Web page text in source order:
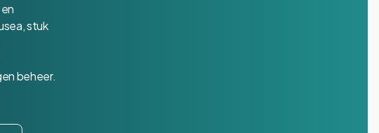
stuk
beheer.